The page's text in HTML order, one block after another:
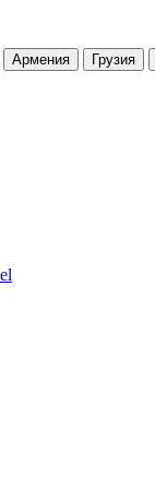
Армения Грузия